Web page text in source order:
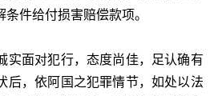
件给付损害赔偿款项。
实面对犯行，态度尚佳，足认确有
后，依阿国之犯罪情节，如处以法